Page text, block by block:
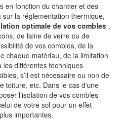
en fonction du chantier et des
la réglementation thermique,
optimale de vos combles ,
de laine de verre ou de
de vos combles, de la
chaque matériau, de la limitation
les différentes techniques
s’il est nécessaire ou non de
toiture, etc. Dans le cas d’une
l’isolation de vos combles
de votre sol pour un effet
importantes.